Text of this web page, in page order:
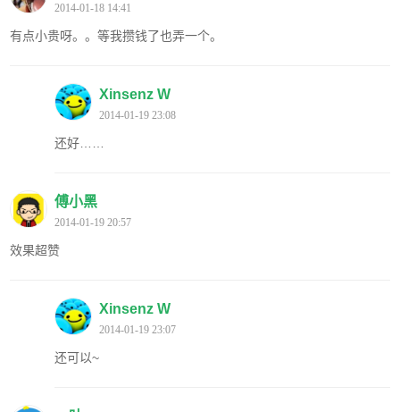
2014-01-18 14:41
有点小贵呀。。等我攒钱了也弄一个。
Xinsenz W
2014-01-19 23:08
还好……
傅小黑
2014-01-19 20:57
效果超赞
Xinsenz W
2014-01-19 23:07
还可以~